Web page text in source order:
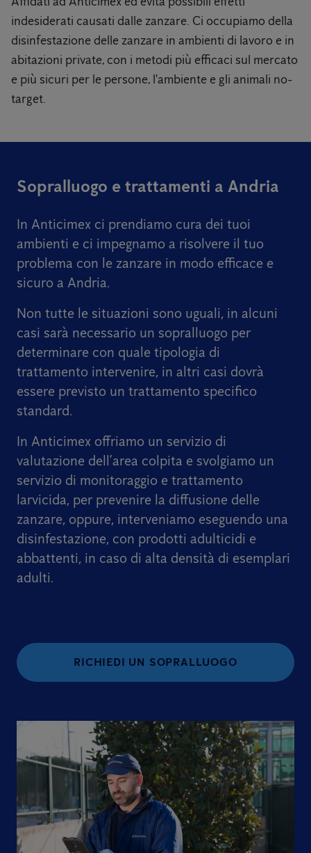
indesiderati causati dalle zanzare. Ci occupiamo della
disinfestazione delle zanzare in ambienti di lavoro e in
abitazioni private, con i metodi più efficaci sul mercato
e più sicuri per le persone, l'ambiente e gli animali no-
target.
Sopralluogo e trattamenti a Andria
In Anticimex ci prendiamo cura dei tuoi
ambienti e ci impegnamo a risolvere il tuo
problema con le zanzare in modo efficace e
sicuro a Andria.
Non tutte le situazioni sono uguali, in alcuni
casi sarà necessario un sopralluogo per
determinare con quale tipologia di
trattamento intervenire, in altri casi dovrà
essere previsto un trattamento specifico
standard.
In Anticimex offriamo un servizio di
valutazione dell’area colpita e svolgiamo un
servizio di monitoraggio e trattamento
larvicida, per prevenire la diffusione delle
zanzare, oppure, interveniamo eseguendo una
disinfestazione, con prodotti adulticidi e
abbattenti, in caso di alta densità di esemplari
adulti.
RICHIEDI UN SOPRALLUOGO